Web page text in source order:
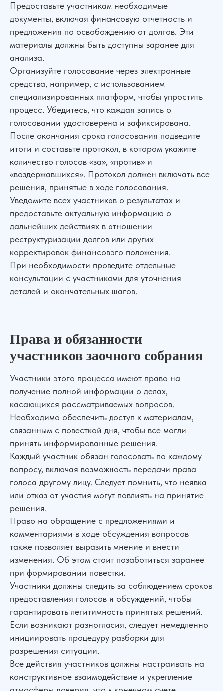
Предоставьте участникам необходимые
документы, включая финансовую отчетность и
предложения по освобождению от долгов. Эти
материалы должны быть доступны заранее для
анализа.
Организуйте голосование через электронные
средства, например, с использованием
специализированных платформ, чтобы упростить
процесс. Убедитесь, что каждая запись о
голосовании удостоверена и зафиксирована.
После окончания срока голосования подведите
итоги и составьте протокол, в котором укажите
количество голосов «за», «против» и
«воздержавшихся». Протокол должен включать все
решения, принятые в ходе голосования.
Уведомите всех участников о результатах и
предоставьте актуальную информацию о
дальнейших действиях в отношении
реструктуризации долгов или других
корректировок финансового положения.
При необходимости проведите отдельные
консультации с участниками для уточнения
деталей и окончательных шагов.
Права и обязанности
участников заочного собрания
Участники этого процесса имеют право на
получение полной информации о делах,
касающихся рассматриваемых вопросов.
Необходимо обеспечить доступ к материалам,
связанным с повесткой дня, чтобы все могли
принять информированные решения.
Каждый участник обязан голосовать по каждому
вопросу, включая возможность передачи права
голоса другому лицу. Следует помнить, что неявка
или отказ от участия могут повлиять на принятие
решения.
Право на обращение с предложениями и
комментариями в ходе обсуждения вопросов
также позволяет выразить мнение и внести
изменения. Об этом стоит позаботиться заранее
при формировании повестки.
Участники должны следить за соблюдением сроков
предоставления голосов и обсуждений, чтобы
гарантировать легитимность принятых решений.
Если возникают разногласия, следует немедленно
инициировать процедуру разборки для
разрешения ситуации.
Все действия участников должны настраивать на
конструктивное взаимодействие и укрепление